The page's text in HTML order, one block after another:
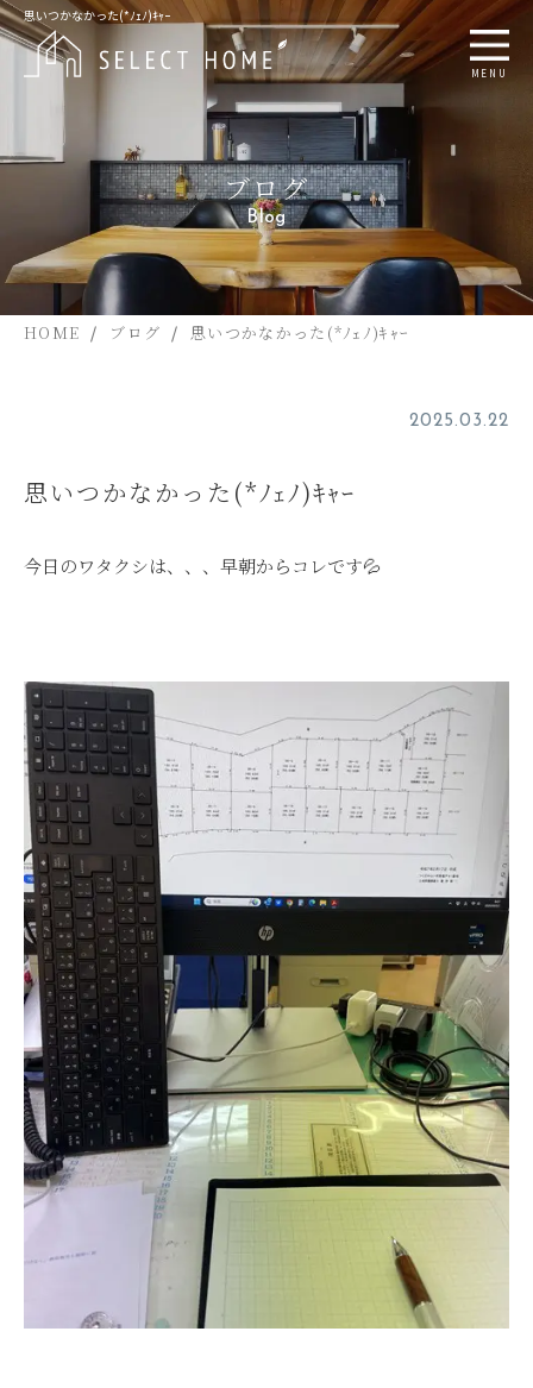
思いつかなかった(*ﾉｪﾉ)ｷｬｰ
MENU
ブログ
Blog
HOME ブログ 思いつかなかった(*ﾉｪﾉ)ｷｬｰ
2025.03.22
思いつかなかった(*ﾉｪﾉ)ｷｬｰ
今日のワタクシは、、、早朝からコレです💦